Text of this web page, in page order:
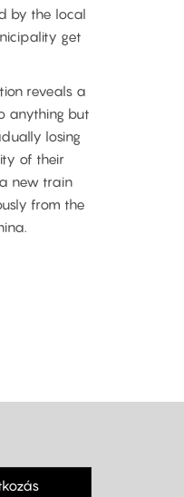
by the local
get
reveals a
anything but
losing
of their
new train
from the